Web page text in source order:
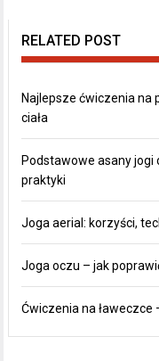
RELATED POST
Najlepsze ćwiczenia na
ciała
Podstawowe asany
praktyki
Joga aerial: korzyści,
Joga oczu – jak
Ćwiczenia na